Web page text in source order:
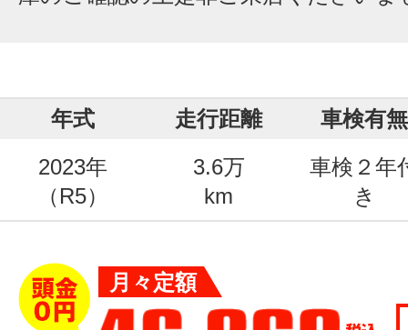
年式 走行距離
車検有無
2023年
（R5）
3.6万
km
車検２年
き
月々定額